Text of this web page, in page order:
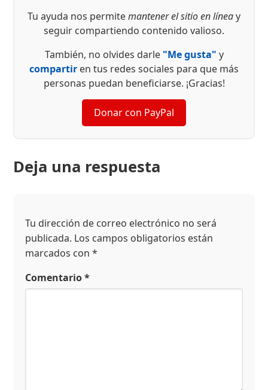
Tu ayuda nos permitemantener el sitio en líneay
seguir compartiendo contenido valioso.
También, no olvides darle "Me gusta" y
compartir en tus redes sociales para que más
personas puedan beneficiarse. ¡Gracias!
Donar con PayPal
Deja una respuesta
Tu dirección de correo electrónico no será
publicada. Los campos obligatorios están
marcados con*
Comentario*